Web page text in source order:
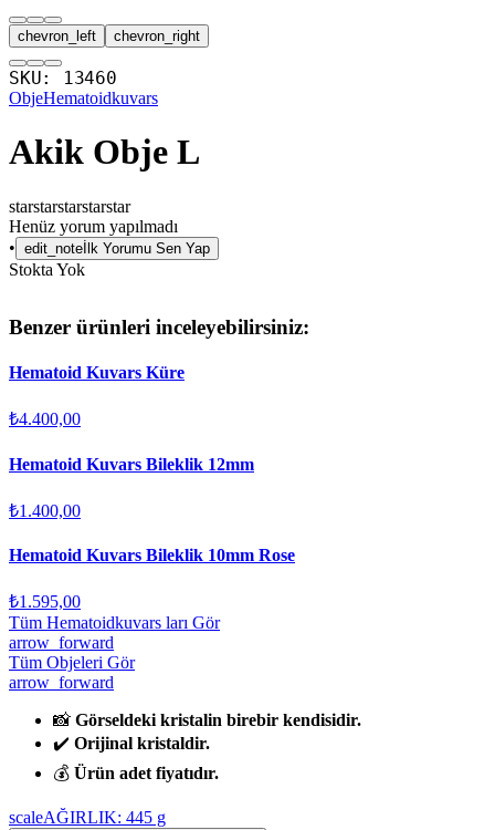
chevron_left chevron_right
SKU: 13460
ObjeHematoidkuvars
Akik Obje L
starstarstarstarstar
Henüz yorum yapılmadı
• edit_note İlk Yorumu Sen Yap
Stokta Yok
Benzer ürünleri inceleyebilirsiniz:
Hematoid Kuvars Küre
₺4.400,00
Hematoid Kuvars Bileklik 12mm
₺1.400,00
Hematoid Kuvars Bileklik 10mm Rose
₺1.595,00
Tüm Hematoidkuvars ları Gör
arrow_forward
Tüm Objeleri Gör
arrow_forward
📸 Görseldeki kristalin birebir kendisidir.
✔️ Orijinal kristaldir.
💰 Ürün adet fiyatıdır.
scaleAĞIRLIK: 445 g